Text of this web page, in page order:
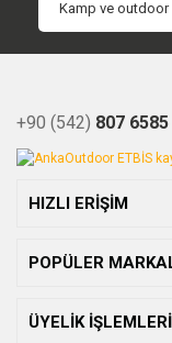
+90 (542) 807 6585
HIZLI ERİŞİM
POPÜLER
ÜYELİK İŞLEMLERİ